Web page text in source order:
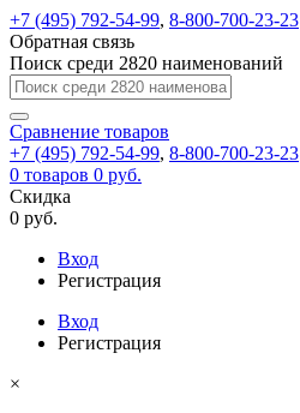
+7 (495) 792-54-99, 8-800-700-23-23
Обратная связь
Поиск среди 2820 наименований
Сравнение товаров
+7 (495) 792-54-99, 8-800-700-23-23
0 товаров 0 руб.
Скидка
0 руб.
Вход
Регистрация
Вход
Регистрация
×